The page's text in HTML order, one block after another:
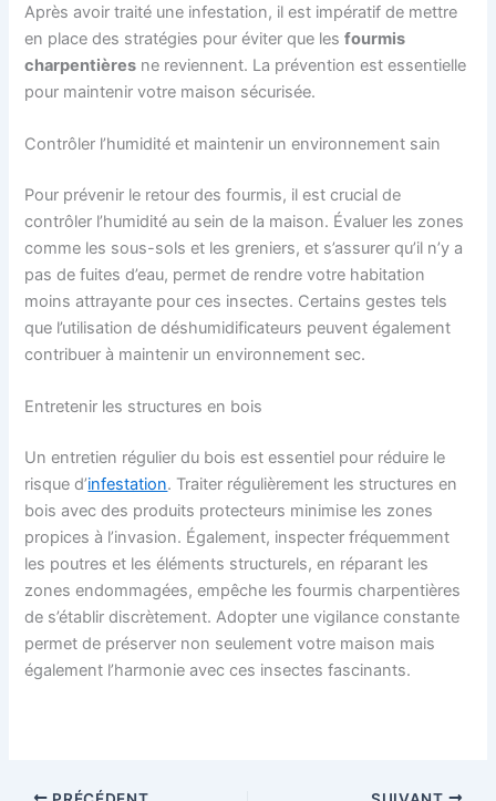
Après avoir traité une infestation, il est impératif de mettre
en place des stratégies pour éviter que lesfourmis
charpentières ne reviennent. La prévention est essentielle
pour maintenir votre maison sécurisée.
Contrôler l’humidité et maintenir un environnement sain
Pour prévenir le retour des fourmis, il est crucial de
contrôler l’humidité au sein de la maison. Évaluer les zones
comme les sous-sols et les greniers, et s’assurer qu’il n’y a
pas de fuites d’eau, permet de rendre votre habitation
moins attrayante pour ces insectes. Certains gestes tels
que l’utilisation de déshumidificateurs peuvent également
contribuer à maintenir un environnement sec.
Entretenir les structures en bois
Un entretien régulier du bois est essentiel pour réduire le
risque d’infestation. Traiter régulièrement les structures en
bois avec des produits protecteurs minimise les zones
propices à l’invasion. Également, inspecter fréquemment
les poutres et les éléments structurels, en réparant les
zones endommagées, empêche les fourmis charpentières
de s’établir discrètement. Adopter une vigilance constante
permet de préserver non seulement votre maison mais
également l’harmonie avec ces insectes fascinants.